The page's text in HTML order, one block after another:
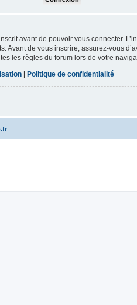
avant de pouvoir vous connecter.
Avant de vous inscrire, assurez-vous
les règles du forum lors de votre
Politique de confidentialité